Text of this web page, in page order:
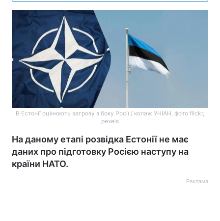
В Естонії оцінюють загрозу з боку Росії / колаж УНІАН, фото flickr,
pexels
На даному етапі розвідка Естонії не має
даних про підготовку Росією наступу на
країни НАТО.
Реклама